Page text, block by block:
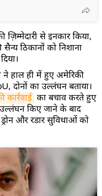
से इनकार किया,
ठिकानों को निशाना
दिया।
ने हाल ही में हुए अमेरिकी
दोनों का उल्लंघन बताया।
कार्रवाई का बचाव करते हुए
उल्लंघन किए जाने के बाद
और रडार सुविधाओं को